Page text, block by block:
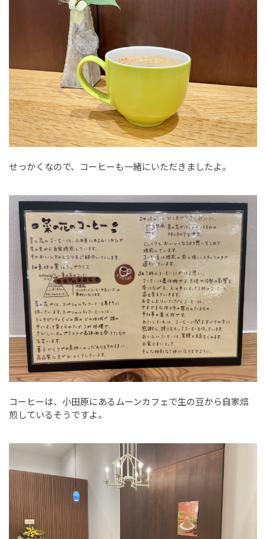
せっかくなので、コーヒーも一緒にいただきましたよ。
コーヒーは、小田原にあるムーンカフェで生の豆から自家焙
煎しているそうですよ。